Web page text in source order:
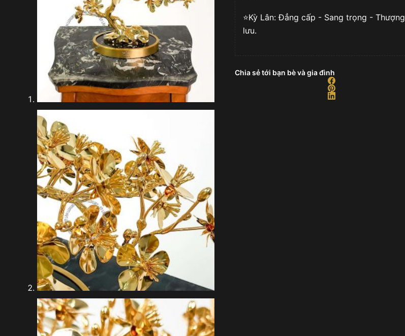
⭐️Kỳ Lân: Đẳng cấp - Sang trọng - Thượng
lưu.
Chia sẻ tới bạn bè và gia đình